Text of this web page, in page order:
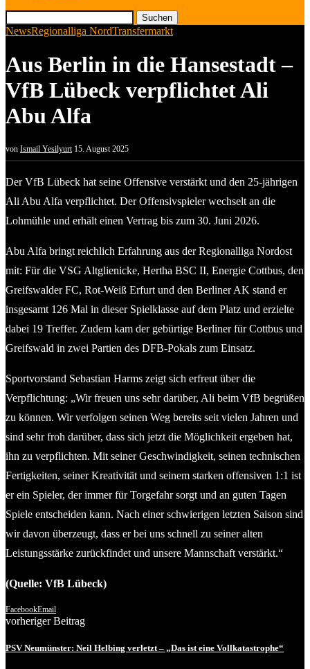
Suchen
NewsRegionalliga NordTransfermarkt
Aus Berlin in die Hansestadt –
VfB Lübeck verpflichtet Ali
Abu Alfa
von Ismail Yesilyurt 15. August 2025
Der VfB Lübeck hat seine Offensive verstärkt und den 25-jährigen
Ali Abu Alfa verpflichtet. Der Offensivspieler wechselt an die
Lohmühle und erhält einen Vertrag bis zum 30. Juni 2026.
Abu Alfa bringt reichlich Erfahrung aus der Regionalliga Nordost
mit: Für die VSG Altglienicke, Hertha BSC II, Energie Cottbus, den
Greifswalder FC, Rot-Weiß Erfurt und den Berliner AK stand er
insgesamt 126 Mal in dieser Spielklasse auf dem Platz und erzielte
dabei 19 Treffer. Zudem kam der gebürtige Berliner für Cottbus und
Greifswald in zwei Partien des DFB-Pokals zum Einsatz.
Sportvorstand Sebastian Harms zeigt sich erfreut über die
Verpflichtung: „Wir freuen uns sehr darüber, Ali beim VfB begrüßen
zu können. Wir verfolgen seinen Weg bereits seit vielen Jahren und
sind sehr froh darüber, dass sich jetzt die Möglichkeit ergeben hat,
ihn zu verpflichten. Mit seiner Geschwindigkeit, seinen technischen
Fertigkeiten, seiner Kreativität und seinem starken offensiven 1:1 ist
er ein Spieler, der immer für Torgefahr sorgt und an guten Tagen
Spiele entscheiden kann. Nach einer schwierigen letzten Saison sind
wir davon überzeugt, dass er bei uns schnell zu seiner alten
Leistungsstärke zurückfindet und unsere Mannschaft verstärkt.“
(Quelle: VfB Lübeck)
FacebookEmail
vorheriger Beitrag
PSV Neumünster: Neil Helbing verletzt – „Das ist eine Vollkatastrophe“